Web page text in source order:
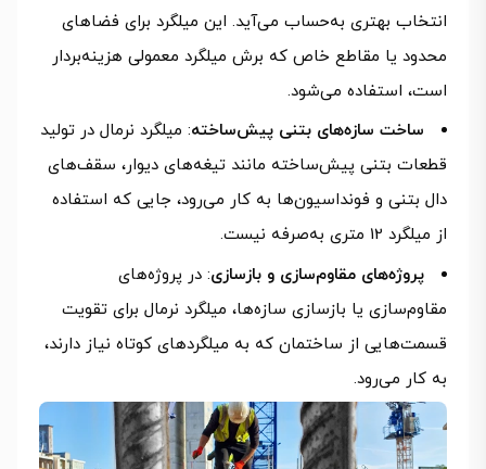
انتخاب بهتری به‌حساب می‌آید. این میلگرد برای فضاهای
محدود یا مقاطع خاص که برش میلگرد معمولی هزینه‌بردار
است، استفاده می‌شود.
ساخت سازه‌های بتنی پیش‌ساخته: میلگرد نرمال در تولید
قطعات بتنی پیش‌ساخته مانند تیغه‌های دیوار، سقف‌های
دال بتنی و فونداسیون‌ها به کار می‌رود، جایی که استفاده
از میلگرد 12 متری به‌صرفه نیست.
پروژه‌های مقاوم‌سازی و بازسازی: در پروژه‌های
مقاوم‌سازی یا بازسازی سازه‌ها، میلگرد نرمال برای تقویت
قسمت‌هایی از ساختمان که به میلگردهای کوتاه نیاز دارند،
به کار می‌رود.